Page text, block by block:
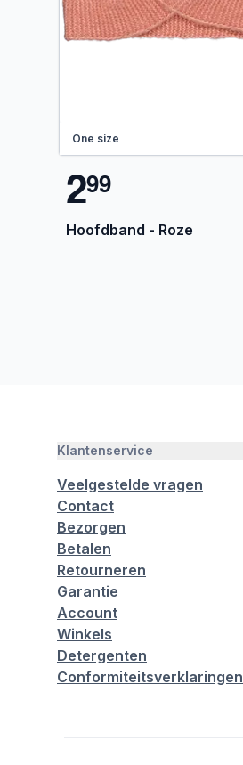
One size
299
Hoofdband - Roze
Klantenservice
Veelgestelde vragen
Contact
Bezorgen
Betalen
Retourneren
Garantie
Account
Winkels
Detergenten
Conformiteitsverklaringen